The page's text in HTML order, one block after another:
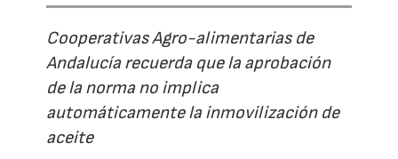
Cooperativas Agro-alimentarias de
Andalucía recuerda que la aprobación
de la norma no implica
automáticamente la inmovilización de
aceite